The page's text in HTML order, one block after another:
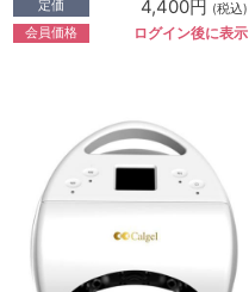
定価 4,400円 (税込)
会員価格 ログイン後に表示